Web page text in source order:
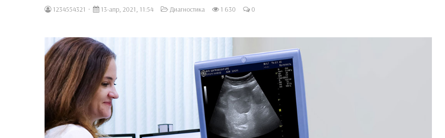
1234554321 13-апр, 2021, 11:54 Диагностика 1 630 0